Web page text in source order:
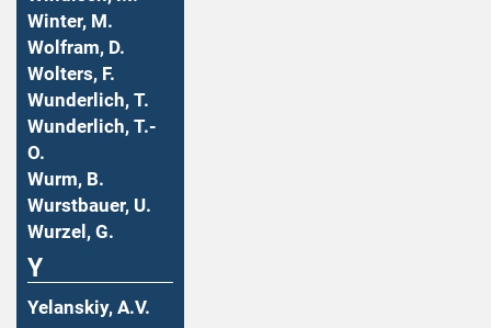
Winter, M.
Wolfram, D.
Wolters, F.
Wunderlich, T.
Wunderlich, T.-
O.
Wurm, B.
Wurstbauer, U.
Wurzel, G.
Y
Yelanskiy, A.V.